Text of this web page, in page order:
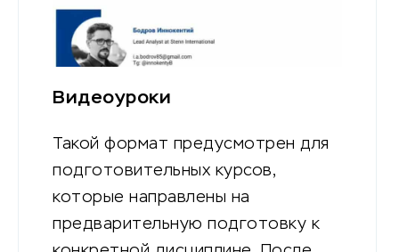
Видеоуроки
Такой формат предусмотрен для
подготовительных курсов,
которые направлены на
предварительную подготовку к